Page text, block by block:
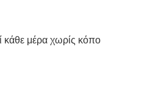
μέρα χωρίς κόπο